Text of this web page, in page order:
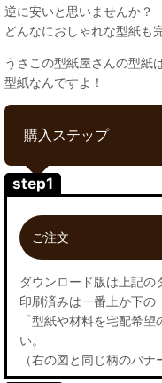
逆に安いと思いませんか？
どんなにおしゃれな型紙も
うさこの型紙屋さんの型紙
型紙なんですよ！
購入ステップ
step1
ご注文
ダウンロード版は上記の
印刷済みは一番上か下の
「型紙や材料を宅配希
い。
（右の図と同じ柄のバナ